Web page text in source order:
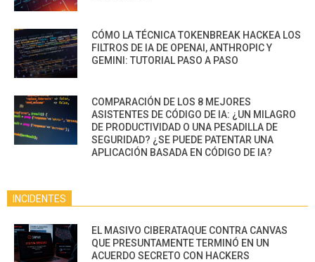
CÓMO LA TÉCNICA TOKENBREAK HACKEA LOS
FILTROS DE IA DE OPENAI, ANTHROPIC Y
GEMINI: TUTORIAL PASO A PASO
COMPARACIÓN DE LOS 8 MEJORES
ASISTENTES DE CÓDIGO DE IA: ¿UN MILAGRO
DE PRODUCTIVIDAD O UNA PESADILLA DE
SEGURIDAD? ¿SE PUEDE PATENTAR UNA
APLICACIÓN BASADA EN CÓDIGO DE IA?
INCIDENTES
EL MASIVO CIBERATAQUE CONTRA CANVAS
QUE PRESUNTAMENTE TERMINÓ EN UN
ACUERDO SECRETO CON HACKERS